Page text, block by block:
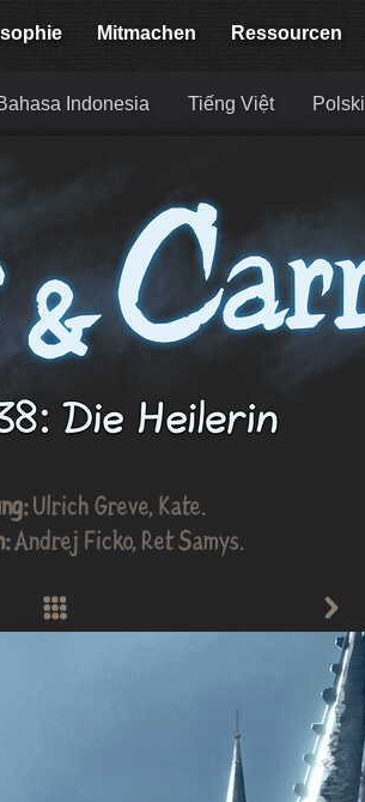
Mitmachen Ressourcen
Indonesia Tiếng Việt Polski
Ulrich Greve, Kate.
Andrej Ficko, Ret Samys.